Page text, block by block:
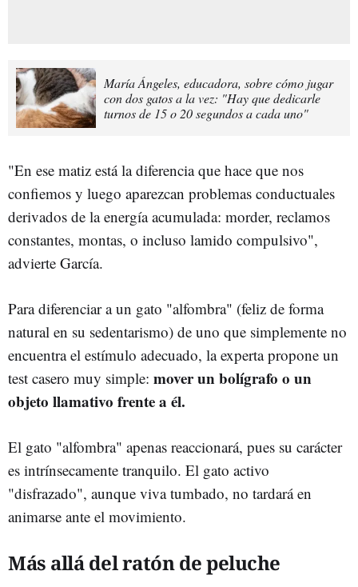
María Ángeles, educadora, sobre cómo jugar
con dos gatos a la vez: "Hay que dedicarle
turnos de 15 o 20 segundos a cada uno"
"En ese matiz está la diferencia que hace que nos
confiemos y luego aparezcan problemas conductuales
derivados de la energía acumulada: morder, reclamos
constantes, montas, o incluso lamido compulsivo",
advierte García.
Para diferenciar a un gato "alfombra" (feliz de forma
natural en su sedentarismo) de uno que simplemente no
encuentra el estímulo adecuado, la experta propone un
test casero muy simple: mover un bolígrafo o un
objeto llamativo frente a él.
El gato "alfombra" apenas reaccionará, pues su carácter
es intrínsecamente tranquilo. El gato activo
"disfrazado", aunque viva tumbado, no tardará en
animarse ante el movimiento.
Más allá del ratón de peluche